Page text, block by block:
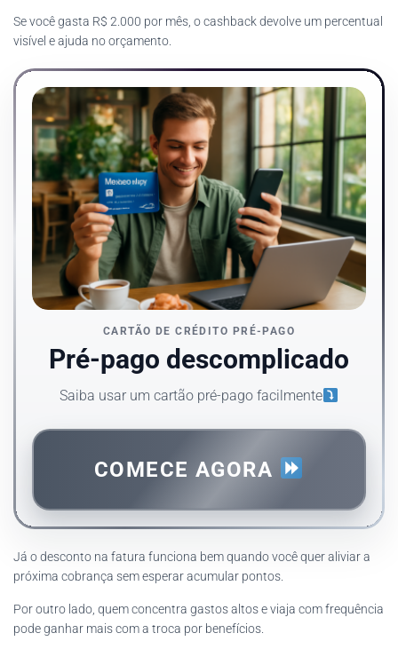
Se você gasta R$ 2.000 por mês, o cashback devolve um percentual
visível e ajuda no orçamento.
CARTÃO DE CRÉDITO PRÉ-PAGO
Pré-pago descomplicado
Saiba usar um cartão pré-pago facilmente
COMECE AGORA
Já o desconto na fatura funciona bem quando você quer aliviar a
próxima cobrança sem esperar acumular pontos.
Por outro lado, quem concentra gastos altos e viaja com frequência
pode ganhar mais com a troca por benefícios.